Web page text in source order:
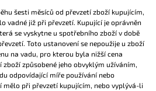
šesti měsíců od převzetí zboží kupujícím,
vadné již při převzetí. Kupující je oprávněn
se vyskytne u spotřebního zboží v době
Toto ustanovení se nepoužije u zboží
na vadu, pro kterou byla nižší cena
způsobené jeho obvyklým užíváním,
odpovídající míře používání nebo
mělo při převzetí kupujícím, nebo vyplývá-li